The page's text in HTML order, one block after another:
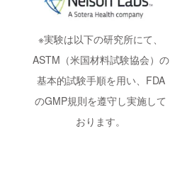
※実験は以下の研究所にて、
ASTM（米国材料試験協会）の
基本的試験手順を用い、FDA
のGMP規則を遵守し実施して
おります。